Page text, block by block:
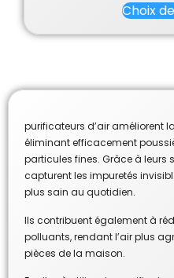
Choix
purificateurs d’air améliorent
éliminant efficacement
particules fines. Grâce à leurs
capturent les impuretés
plus sain au quotidien.
Ils contribuent également à
polluants, rendant l’air plus
pièces de la maison.